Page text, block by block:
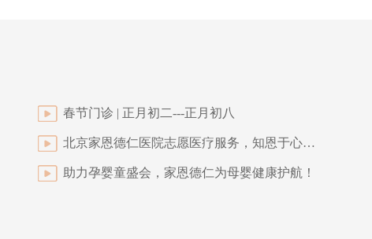
春节门诊 | 正月初二---正月初八
北京家恩德仁医院志愿医疗服务，知恩于心，感恩于行
助力孕婴童盛会，家恩德仁为母婴健康护航！